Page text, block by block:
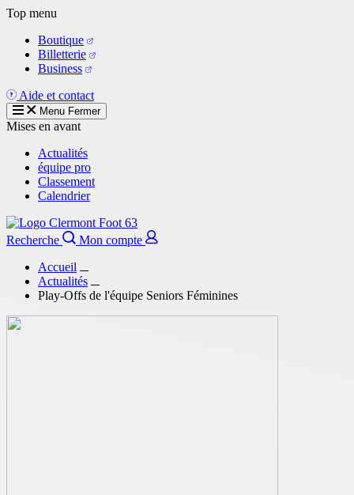
Aller
contenu
principal
Top menu
Boutique
Billetterie
Business
Aide et contact
Menu Fermer
Mises en avant
Actualités
équipe pro
Classement
Calendrier
Recherche
Mon compte
Accueil
Actualités
Play-Offs de l'équipe Seniors Féminines